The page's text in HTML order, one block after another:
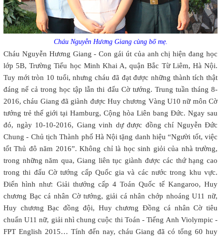
Cháu Nguyễn Hương Giang cùng bố mẹ.
Cháu Nguyễn Hương Giang - Con gái út của anh chị hiện đang học
lớp 5B, Trường Tiểu học Minh Khai A, quận Bắc Từ Liêm, Hà Nội.
Tuy mới tròn 10 tuổi, nhưng cháu đã đạt được những thành tích thật
đáng nể cả trong học tập lẫn thi đấu Cờ tướng. Trung tuần tháng 8-
2016, cháu Giang đã giành được Huy chương Vàng U10 nữ môn Cờ
tướng trẻ thế giới tại Hamburg, Cộng hòa Liên bang Đức. Ngay sau
đó, ngày 10-10-2016, Giang vinh dự được đồng chí Nguyễn Đức
Chung - Chủ tịch Thành phố Hà Nội tặng danh hiệu “Người tốt, việc
tốt Thủ đô năm 2016”. Không chỉ là học sinh giỏi của nhà trường,
trong những năm qua, Giang liên tục giành được các thứ hạng cao
trong thi đấu Cờ tướng cấp Quốc gia và các nước trong khu vực.
Điển hình như: Giải thưởng cấp 4 Toán Quốc tế Kangaroo, Huy
chương Bạc cá nhân Cờ tướng, giải cá nhân chớp nhoáng U11 nữ,
Huy chương Bạc đồng đội, Huy chương Đồng cá nhân Cờ tiêu
chuẩn U11 nữ, giải nhì chung cuộc thi Toán - Tiếng Anh Violympic -
FPT English 2015… Tính đến nay, cháu Giang đã có tổng 60 huy